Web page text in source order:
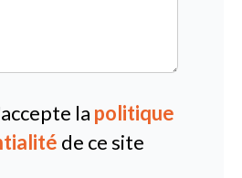
la politique
de ce site